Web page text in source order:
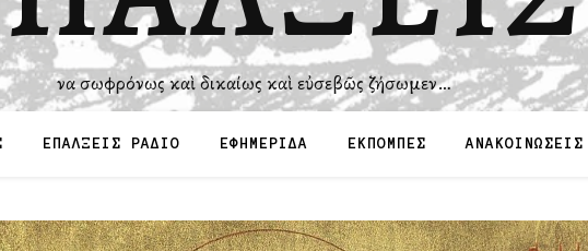
Ἵνα σωφρόνως καὶ δικαίως καὶ εὐσεβῶς ζήσωμεν…
ΕΠΑΛΞΕΙΣ ΡΑΔΙΟ ΕΦΗΜΕΡΙΔΑ ΕΚΠΟΜΠΕΣ ΑΝΑΚΟΙΝΩΣΕΙΣ